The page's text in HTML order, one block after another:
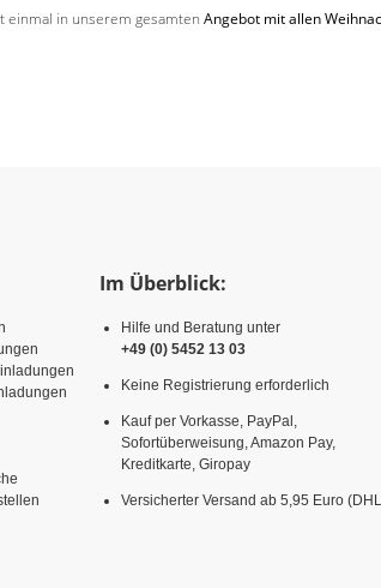
einmal in unserem gesamten Angebot mit allen
Im Überblick:
Hilfe und Beratung unter
+49 (0) 5452 13 03
Keine Registrierung erforderlich
Kauf per Vorkasse, PayPal,
Sofortüberweisung, Amazon Pay,
Kreditkarte, Giropay
Versicherter Versand ab 5,95 Euro